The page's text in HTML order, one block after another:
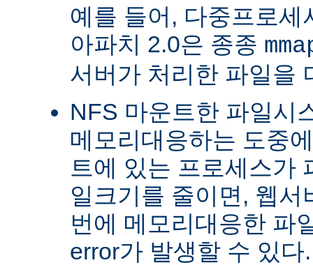
예를 들어, 다중프로
아파치 2.0은 종종
서버가 처리한 파일을
NFS 마운트한 파일시
메모리대응하는 도중
트에 있는 프로세스가
일크기를 줄이면, 웹
번에 메모리대응한 파
error가 발생할 수 있다.